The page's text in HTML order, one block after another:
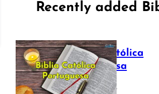
Recently added
Bíblia Católica
Portuguesa
July 16, 2025